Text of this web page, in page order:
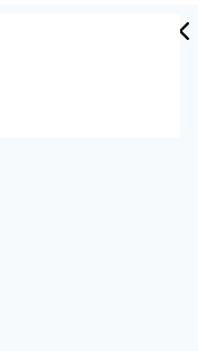
no es así, en
cotización para
por la
Social.
Entre el
han perdido
el 1,13% de los